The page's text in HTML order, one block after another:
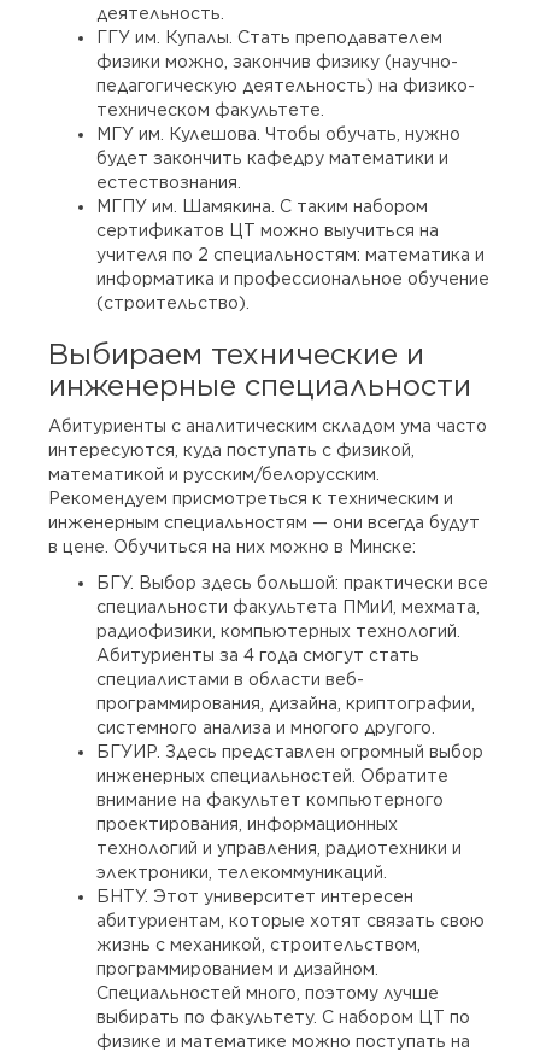
деятельность.
ГГУ им. Купалы. Стать преподавателем
физики можно, закончив физику (научно-
педагогическую деятельность) на физико-
техническом факультете.
МГУ им. Кулешова. Чтобы обучать, нужно
будет закончить кафедру математики и
естествознания.
МГПУ им. Шамякина. С таким набором
сертификатов ЦТ можно выучиться на
учителя по 2 специальностям: математика и
информатика и профессиональное обучение
(строительство).
Выбираем технические и
инженерные специальности
Абитуриенты с аналитическим складом ума часто
интересуются, куда поступать с физикой,
математикой и русским/белорусским.
Рекомендуем присмотреться к техническим и
инженерным специальностям — они всегда будут
в цене. Обучиться на них можно в Минске:
БГУ. Выбор здесь большой: практически все
специальности факультета ПМиИ, мехмата,
радиофизики, компьютерных технологий.
Абитуриенты за 4 года смогут стать
специалистами в области веб-
программирования, дизайна, криптографии,
системного анализа и многого другого.
БГУИР. Здесь представлен огромный выбор
инженерных специальностей. Обратите
внимание на факультет компьютерного
проектирования, информационных
технологий и управления, радиотехники и
электроники, телекоммуникаций.
БНТУ. Этот университет интересен
абитуриентам, которые хотят связать свою
жизнь с механикой, строительством,
программированием и дизайном.
Специальностей много, поэтому лучше
выбирать по факультету. С набором ЦТ по
физике и математике можно поступать на